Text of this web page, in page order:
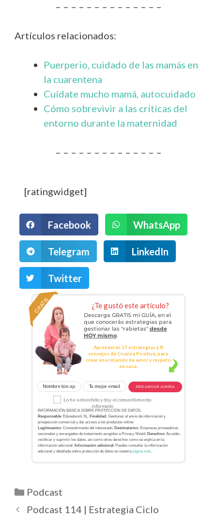
– – – – – – – – – – – – – –
Artículos relacionados:
Puerperio, cuidado de las mamás en
la cuarentena
Cuídate mucho mamá, autocuidado
Cómo sobrevivir a las críticas del
entorno durante la maternidad
– – – – – – – – – – – – – –
[ratingwidget]
Facebook WhatsApp
Telegram LinkedIn
Twitter
¿Te gustó este artículo?
GRATIS
Descarga GRATIS mi GUÍA, en el
que conocerás estrategias para
gestionar las "rabietas" desde
HOY mismo.
Aprenderás 17 estrategias y 8
consejos de Crianza Positiva, para
crear una relación de amor y respeto
en casa.
INFORMACIÓN BÁSICA SOBRE PROTECCIÓN DE DATOS.
Responsable: Edunetwork SL. Finalidad : Gestionar el envío de información y
prospección comercial y dar acceso a los productos online
Legitimación: Consentimiento del interesado. Destinatarios: Empresas proveedoras
nacionales y encargados de tratamiento acogidos a Privacy Shield. Derechos: Acceder,
rectificar y suprimir los datos, así como otros derechos como se explica en la
información adicional. Información adicional: Puedes consultar la información
adicional y detallada sobre protección de datos en nuestrapágina web.
Lo he entendido y doy el consentimiento
informado
DESCARGAR AHORA
Podcast
Podcast 114 | Estrategia Ciclo